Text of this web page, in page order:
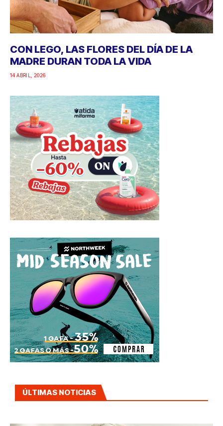
CON LEGO, LAS FLORES DEL DÍA DE LA
MADRE DURAN TODA LA VIDA
14 ABRIL, 2026
ÚLTIMAS NOTICIAS